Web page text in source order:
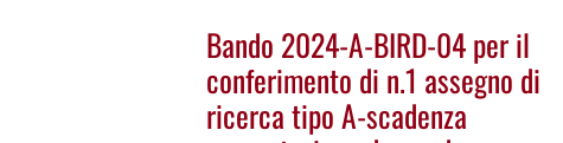
Bando 2024-A-BIRD-04 per il
conferimento di n.1 assegno di
ricerca tipo A-scadenza